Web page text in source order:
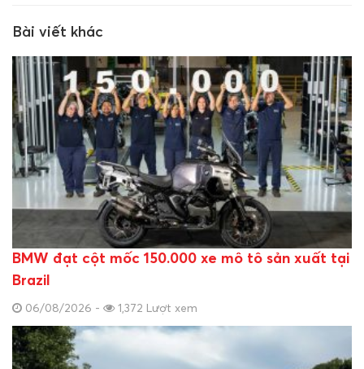
Bài viết khác
BMW đạt cột mốc 150.000 xe mô tô sản xuất tại
Brazil
06/08/2026 - 1,372 Lượt xem